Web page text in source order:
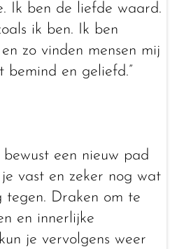
Ik ben de liefde waard.
ik ben. Ik ben
zo vinden mensen mij
bemind en geliefd.”
een nieuw pad
vast en zeker nog wat
tegen. Draken om te
en innerlijke
je vervolgens weer